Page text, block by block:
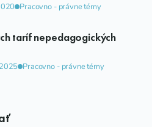
Pracovno - právne témy
taríf nepedagogických
Pracovno - právne témy